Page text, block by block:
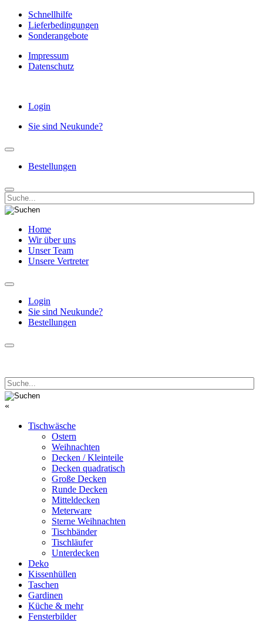
Schnellhilfe
Lieferbedingungen
Sonderangebote
Impressum
Datenschutz
Login
Sie sind Neukunde?
Bestellungen
Home
Wir über uns
Unser Team
Unsere Vertreter
Login
Sie sind Neukunde?
Bestellungen
«
Tischwäsche
Ostern
Weihnachten
Decken / Kleinteile
Decken quadratisch
Große Decken
Runde Decken
Mitteldecken
Meterware
Sterne Weihnachten
Tischbänder
Tischläufer
Unterdecken
Deko
Kissenhüllen
Taschen
Gardinen
Küche & mehr
Fensterbilder